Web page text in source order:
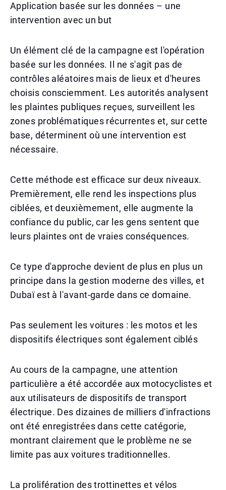
Application basée sur les données – une
intervention avec un but
Un élément clé de la campagne est l'opération
basée sur les données. Il ne s'agit pas de
contrôles aléatoires mais de lieux et d'heures
choisis consciemment. Les autorités analysent
les plaintes publiques reçues, surveillent les
zones problématiques récurrentes et, sur cette
base, déterminent où une intervention est
nécessaire.
Cette méthode est efficace sur deux niveaux.
Premièrement, elle rend les inspections plus
ciblées, et deuxièmement, elle augmente la
confiance du public, car les gens sentent que
leurs plaintes ont de vraies conséquences.
Ce type d'approche devient de plus en plus un
principe dans la gestion moderne des villes, et
Dubaï est à l'avant-garde dans ce domaine.
Pas seulement les voitures : les motos et les
dispositifs électriques sont également ciblés
Au cours de la campagne, une attention
particulière a été accordée aux motocyclistes et
aux utilisateurs de dispositifs de transport
électrique. Des dizaines de milliers d'infractions
ont été enregistrées dans cette catégorie,
montrant clairement que le problème ne se
limite pas aux voitures traditionnelles.
La prolifération des trottinettes et vélos